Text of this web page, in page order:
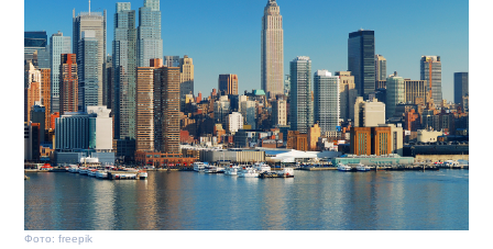
Фото: freepik